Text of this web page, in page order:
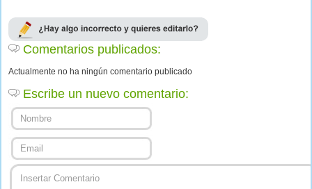
Comentarios publicados:
Actualmente no ha ningún comentario publicado
Escribe un nuevo comentario: